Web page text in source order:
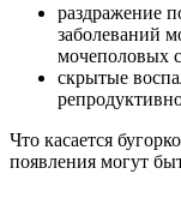
раздражение
заболеваний
мочеполовых
скрытые
Что касается
появления могут